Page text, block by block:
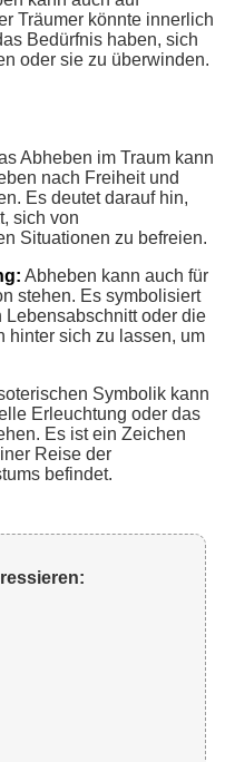
Träumer könnte innerlich
Bedürfnis haben, sich
oder sie zu überwinden.
Abheben im Traum kann
nach Freiheit und
Es deutet darauf hin,
sich von
Situationen zu befreien.
Abheben kann auch für
stehen. Es symbolisiert
oder die
hinter sich zu lassen, um
Symbolik kann
Erleuchtung oder das
Es ist ein Zeichen
Reise der
befindet.